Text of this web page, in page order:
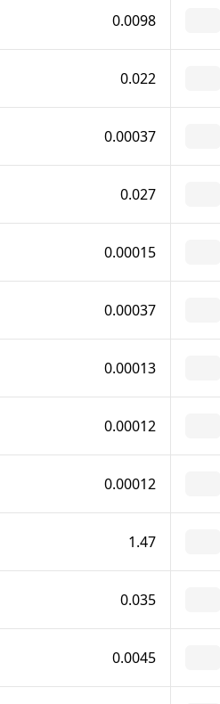
0.0098
0.022
0.00037
0.027
0.00015
0.00037
0.00013
0.00012
0.00012
1.47
0.035
0.0045